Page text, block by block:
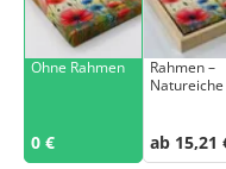
Ohne Rahmen
0 €
Rahmen –
Natureiche
ab 15,21